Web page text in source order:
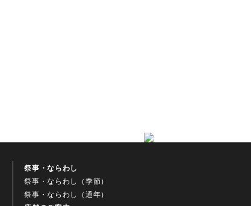
祭事・ならわし
祭事・ならわし（季節）
祭事・ならわし（通年）